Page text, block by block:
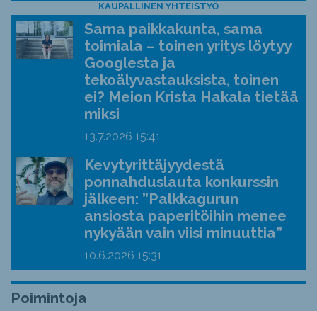
KAUPALLINEN YHTEISTYÖ
Sama paikkakunta, sama
toimiala – toinen yritys löytyy
Googlesta ja
tekoälyvastauksista, toinen
ei? Meion Krista Hakala tietää
miksi
13.7.2026 15:41
Kevytyrittäjyydestä
ponnahduslauta konkurssin
jälkeen: ”Palkkagurun
ansiosta paperitöihin menee
nykyään vain viisi minuuttia”
10.6.2026 15:31
Poimintoja